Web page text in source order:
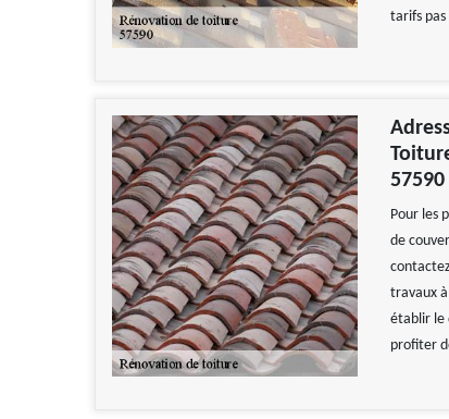
tarifs
57590
Pour les
de
travaux
établir le
profiter